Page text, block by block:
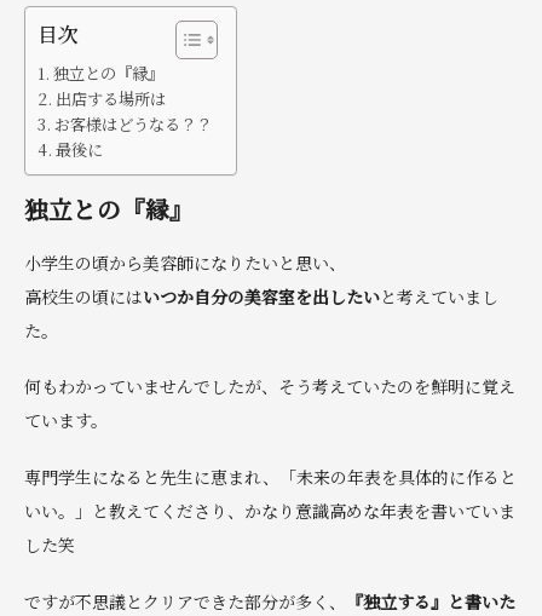
目次
独立との『縁』
出店する場所は
お客様はどうなる？？
最後に
独立との『縁』
小学生の頃から美容師になりたいと思い、
高校生の頃にはいつか自分の美容室を出したいと考えていまし
た。
何もわかっていませんでしたが、そう考えていたのを鮮明に覚え
ています。
専門学生になると先生に恵まれ、「未来の年表を具体的に作ると
いい。」と教えてくださり、かなり意識高めな年表を書いていま
した笑
ですが不思議とクリアできた部分が多く、
『独立する』と書いた